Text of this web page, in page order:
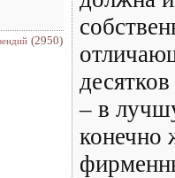
(2950)
– в
конечно